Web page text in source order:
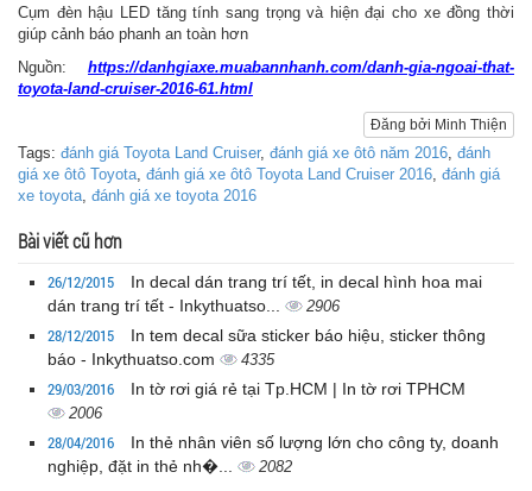
Cụm đèn hậu LED tăng tính sang trọng và hiện đại cho xe đồng thời
giúp cảnh báo phanh an toàn hơn
Nguồn: https://danhgiaxe.muabannhanh.com/danh-gia-ngoai-that-
toyota-land-cruiser-2016-61.html
Đăng bởi Minh Thiện
Tags: đánh giá Toyota Land Cruiser, đánh giá xe ôtô năm 2016 đánh
giá xe ôtô Toyota đánh giá xe ôtô Toyota Land Cruiser 2016 đánh giá
xe toyota đánh giá xe toyota 2016
Bài viết cũ hơn
26/12/2015
In decal dán trang trí tết, in decal hình hoa mai
dán trang trí tết - Inkythuatso...
2906
28/12/2015
In tem decal sữa sticker báo hiệu, sticker thông
báo - Inkythuatso.com
4335
29/03/2016 In tờ rơi giá rẻ tại Tp.HCM | In tờ rơi TPHCM
2006
28/04/2016
In thẻ nhân viên số lượng lớn cho công ty, doanh
nghiệp, đặt in thẻ nh�...
2082